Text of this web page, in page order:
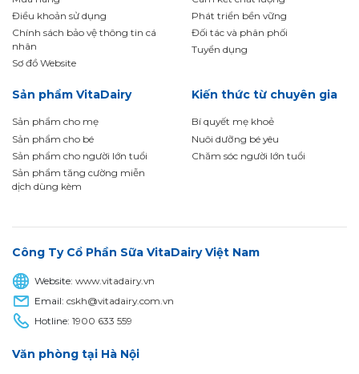
Điều khoản sử dụng
Chính sách bảo vệ thông tin cá
nhân
Sơ đồ Website
Phát triển bền vững
Đối tác và phân phối
Tuyển dụng
Sản phẩm VitaDairy
Sản phẩm cho mẹ
Sản phẩm cho bé
Sản phẩm cho người lớn tuổi
Sản phẩm tăng cường miễn
dịch dùng kèm
Kiến thức từ chuyên gia
Bí quyết mẹ khoẻ
Nuôi dưỡng bé yêu
Chăm sóc người lớn tuổi
Công Ty Cổ Phần Sữa VitaDairy Việt Nam
Website:www.vitadairy.vn
Email:cskh@vitadairy.com.vn
Hotline:1900 633 559
Văn phòng tại Hà Nội